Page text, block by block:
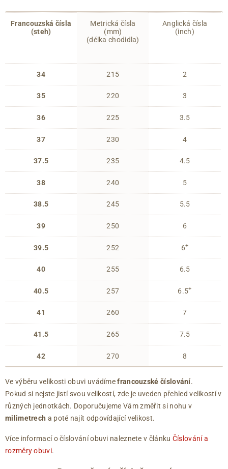
Francouzská čísla
(steh)
34
35
36
37
37.5
38
38.5
39
39.5
40
40.5
41
41.5
42
Metrická čísla
(mm)
(délka chodidla)
215
220
225
230
235
240
245
250
252
255
257
260
265
270
Anglická čísla
(inch)
2
3
3.5
4
4.5
5
5.5
6
6+
6.5
6.5+
7
7.5
8
Ve výběru velikosti obuvi uvádímefrancouzské číslování.
Pokud si nejste jistí svou velikostí, zde je uveden přehled velikostí v
různých jednotkách. Doporučujeme Vám změřit si nohu v
milimetrech a poté najít odpovídající velikost.
Více informací o číslování obuvi naleznete v článku Číslování a
rozměry obuvi.